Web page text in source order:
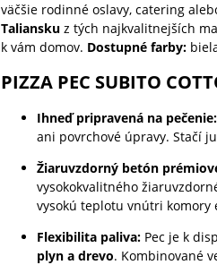
väčšie rodinné oslavy, catering
Taliansku z tých najkvalitnejších
k vám domov. Dostupné farby:
PIZZA PEC SUBITO
Ihneď pripravená na pečenie:
ani povrchové úpravy. Stačí
Žiaruvzdorný betón
vysokokvalitného
vysokú teplotu vnútri komory
Flexibilita paliva: Pec je k
plyn a drevo. Kombinované